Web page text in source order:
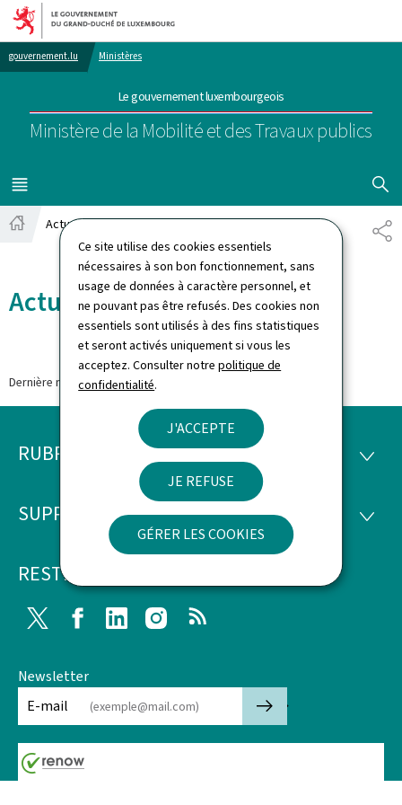
Ce site utilise des cookies essentiels
nécessaires à son bon fonctionnement, sans
usage de données à caractère personnel, et
ne pouvant pas être refusés. Des cookies non
essentiels sont utilisés à des fins statistiques
et seront activés uniquement si vous les
acceptez. Consulter notrepolitique de
confidentialité.
J'ACCEPTE
JE REFUSE
GÉRER LES COOKIES
Aller au menu principal
Aller au contenu
gouvernement.lu Ministères
Le gouvernement luxembourgeois
Ministère de la Mobilité et des Travaux publics
MENU
PRINCIPAL
Actualités
Actualités
Dernière modification le30.03.2026
Pied
page
RUBRIQUES
SUPPORT
RESTEZ CONNECTÉ
Twitter FacebookLinkedIn Instagram
Newsletter
E-mail
🡒